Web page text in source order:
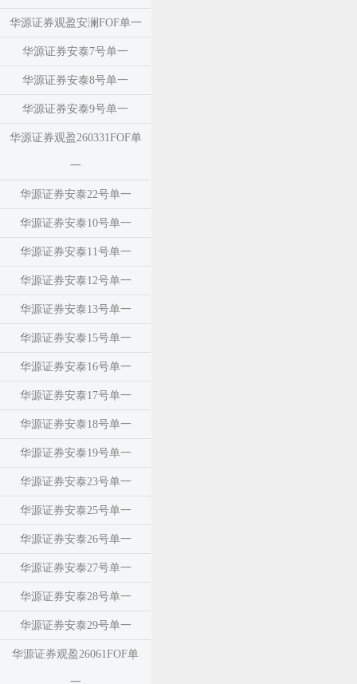
华源证券观盈安澜FOF单一
华源证券安泰7号单一
华源证券安泰8号单一
华源证券安泰9号单一
华源证券观盈260331FOF单
一
华源证券安泰22号单一
华源证券安泰10号单一
华源证券安泰11号单一
华源证券安泰12号单一
华源证券安泰13号单一
华源证券安泰15号单一
华源证券安泰16号单一
华源证券安泰17号单一
华源证券安泰18号单一
华源证券安泰19号单一
华源证券安泰23号单一
华源证券安泰25号单一
华源证券安泰26号单一
华源证券安泰27号单一
华源证券安泰28号单一
华源证券安泰29号单一
华源证券观盈26061FOF单